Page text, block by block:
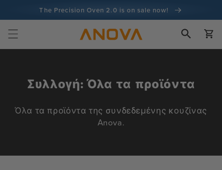
περιεχόμενο
The Precision Oven 2.0 is on sale now!
Εγγύηση επιστροφής χρημάτων 100 ημερών
100+ εκατομμύρια μάγειρες και συνεχίζει να μετράει
Καλάθι
Σ
λ
γ
Συλλογή: Όλα τα προϊόντα
Όλα τα προϊόντα της συνδεδεμένης κουζίνας
Anova.